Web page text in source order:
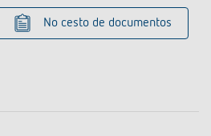
No cesto de documentos